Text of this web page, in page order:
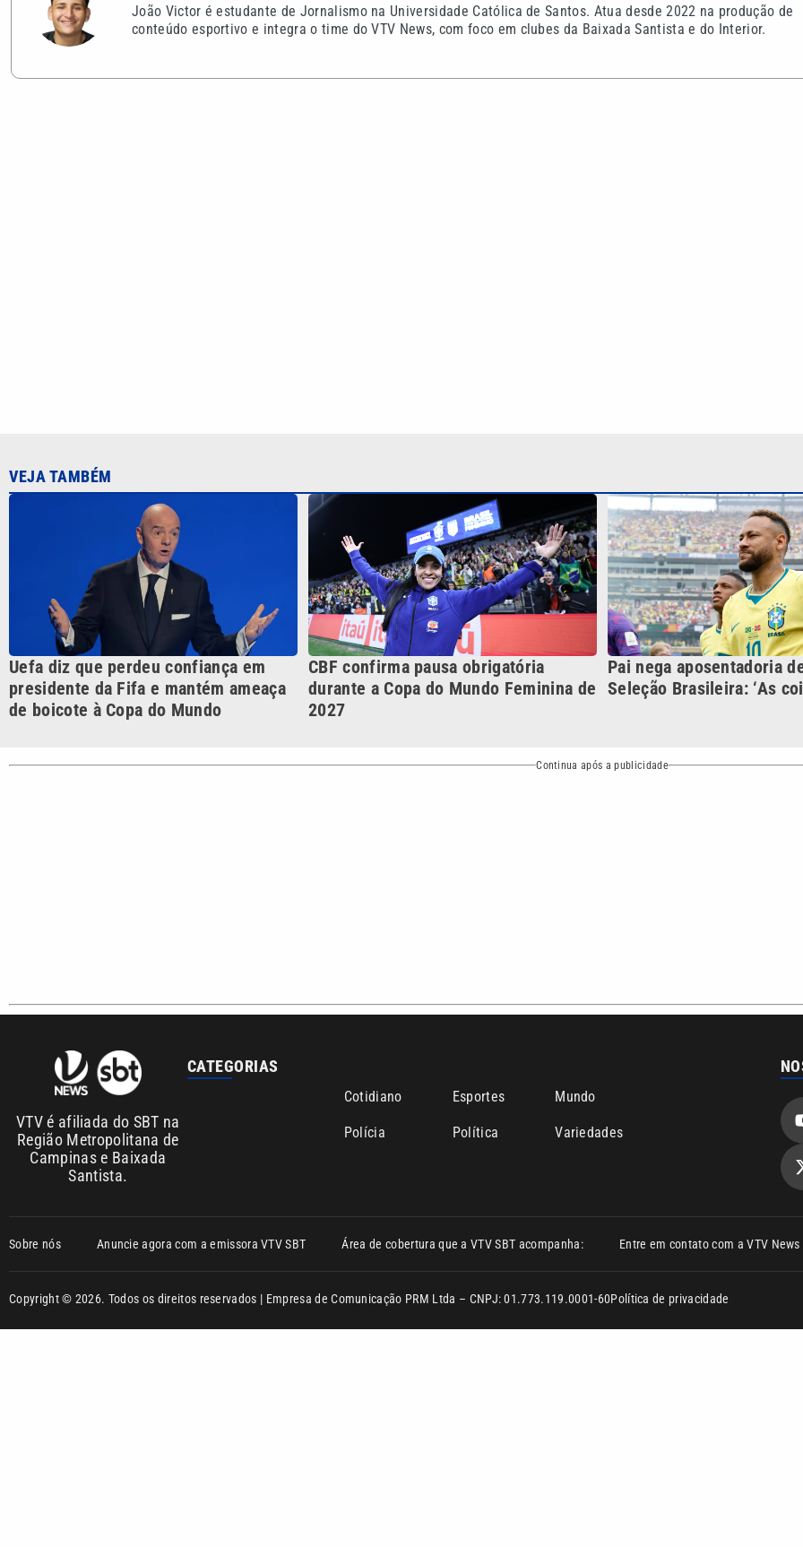
João Victor é estudante de Jornalismo na Universidade Católica de Santos. Atua desde 2022 na produção de
conteúdo esportivo e integra o time do VTV News, com foco em clubes da Baixada Santista e do Interior.
presidente da Fifa e mantém ameaça
de boicote à Copa do Mundo
Continua após a publicidade
VTV é afiliada do SBT na
Região Metropolitana de
Campinas e Baixada
CATEGORIAS
Cotidiano Esportes Mundo
Polícia Política Variedades